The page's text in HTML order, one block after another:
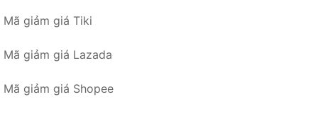
Mã giảm giá Tiki
Mã giảm giá Lazada
Mã giảm giá Shopee